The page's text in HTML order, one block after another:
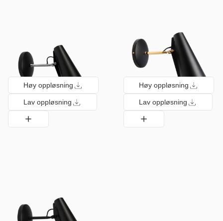
Høy oppløsning
Lav oppløsning
Høy oppløsning
Lav oppløsning